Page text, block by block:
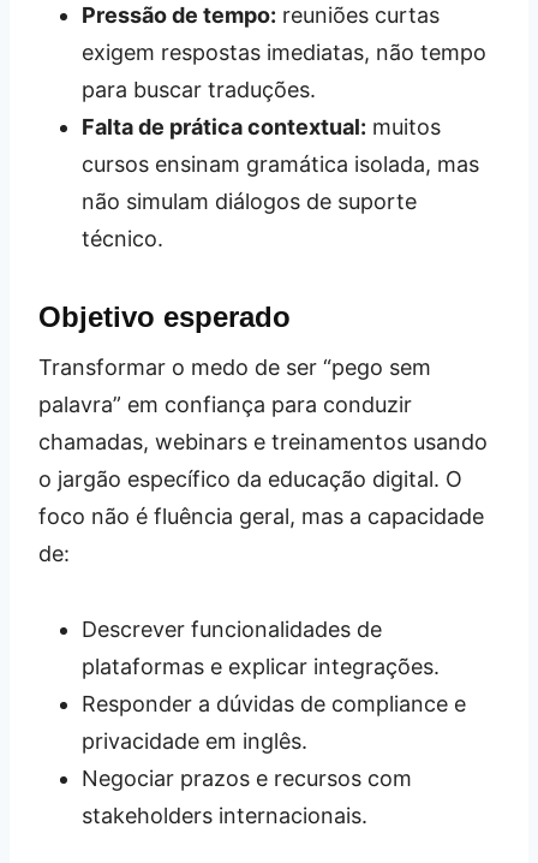
Pressão de tempo: reuniões curtas
exigem respostas imediatas, não tempo
para buscar traduções.
Falta de prática contextual: muitos
cursos ensinam gramática isolada, mas
não simulam diálogos de suporte
técnico.
Objetivo esperado
Transformar o medo de ser “pego sem
palavra” em confiança para conduzir
chamadas, webinars e treinamentos usando
o jargão específico da educação digital. O
foco não é fluência geral, mas a capacidade
de:
Descrever funcionalidades de
plataformas e explicar integrações.
Responder a dúvidas de compliance e
privacidade em inglês.
Negociar prazos e recursos com
stakeholders internacionais.